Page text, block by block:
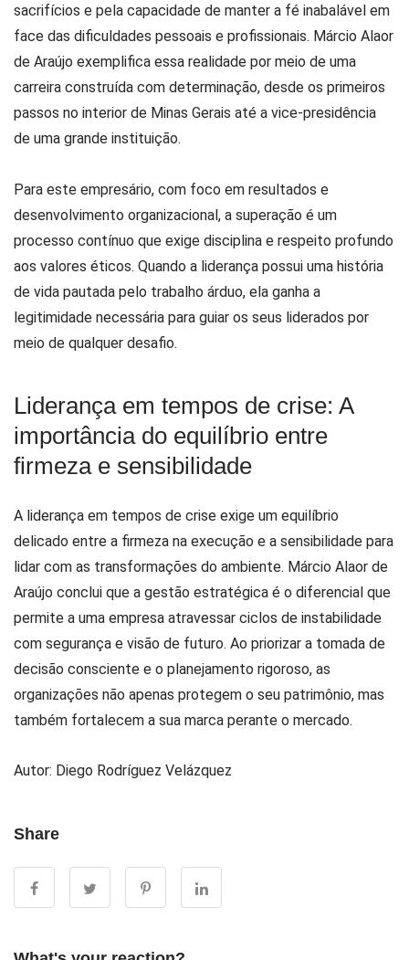
sacrifícios e pela capacidade de manter a fé inabalável em
face das dificuldades pessoais e profissionais. Márcio Alaor
de Araújo exemplifica essa realidade por meio de uma
carreira construída com determinação, desde os primeiros
passos no interior de Minas Gerais até a vice-presidência
de uma grande instituição.
Para este empresário, com foco em resultados e
desenvolvimento organizacional, a superação é um
processo contínuo que exige disciplina e respeito profundo
aos valores éticos. Quando a liderança possui uma história
de vida pautada pelo trabalho árduo, ela ganha a
legitimidade necessária para guiar os seus liderados por
meio de qualquer desafio.
Liderança em tempos de crise: A
importância do equilíbrio entre
firmeza e sensibilidade
A liderança em tempos de crise exige um equilíbrio
delicado entre a firmeza na execução e a sensibilidade para
lidar com as transformações do ambiente. Márcio Alaor de
Araújo conclui que a gestão estratégica é o diferencial que
permite a uma empresa atravessar ciclos de instabilidade
com segurança e visão de futuro. Ao priorizar a tomada de
decisão consciente e o planejamento rigoroso, as
organizações não apenas protegem o seu patrimônio, mas
também fortalecem a sua marca perante o mercado.
Autor: Diego Rodríguez Velázquez
Share